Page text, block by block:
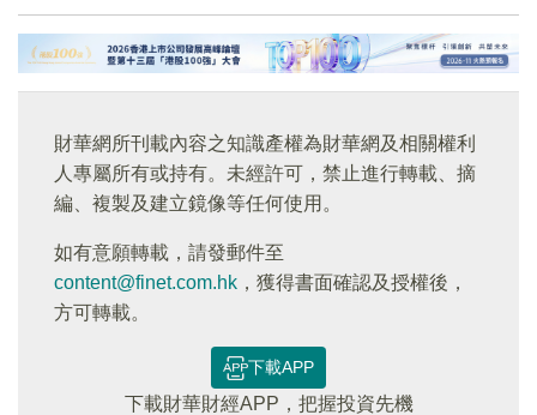
財華網所刊載內容之知識產權為財華網及相關權利
人專屬所有或持有。未經許可，禁止進行轉載、摘
編、複製及建立鏡像等任何使用。
如有意願轉載，請發郵件至
content@finet.com.hk ，獲得書面確認及授權後，
方可轉載。
下載APP
下載財華財經APP，把握投資先機